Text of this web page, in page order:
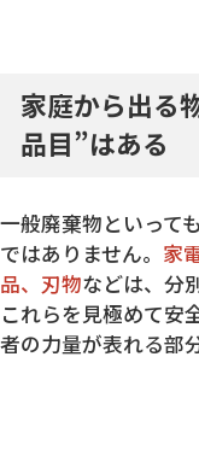
家庭から出る
品目”はある
一般廃棄物といって
ではありません。 家
品、刃物などは、分
これらを見極めて安
者の力量が表れる部